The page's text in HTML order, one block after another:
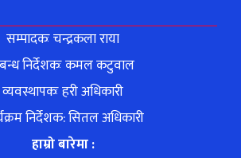
सम्पादकः चन्द्रकला राया
निर्देशकः कमल कटुवाल
व्यवस्थापकः हरी अधिकारी
निर्देशक: सितल अधिकारी
हाम्रो बारेमा :